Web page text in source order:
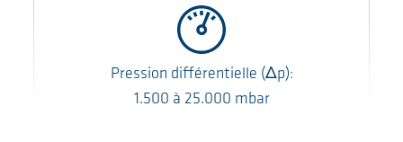
Pression différentielle (Δp):
1.500 à 25.000 mbar